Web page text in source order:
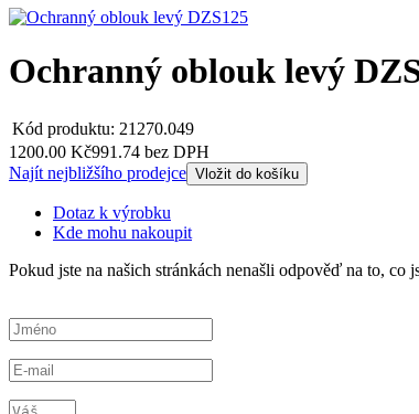
Ochranný oblouk levý
Kód produktu: 21270.049
1200.00 Kč991.74 bez DPH
Najít nejbližšího prodejce Vložit do košíku
Dotaz k výrobku
Kde mohu nakoupit
Pokud jste na našich stránkách nenašli odpověď na to,